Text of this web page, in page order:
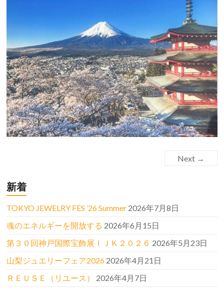
Next →
新着
TOKYO JEWELRY FES ’26 Summer 2026年7月8日
魂のエネルギーを開放する 2026年6月15日
第３０回神戸国際宝飾展ＩＪＫ２０２６ 2026年5月23日
山梨ジュエリーフェア2026 2026年4月21日
ＲＥＵＳＥ（リユース）
2026年4月7日